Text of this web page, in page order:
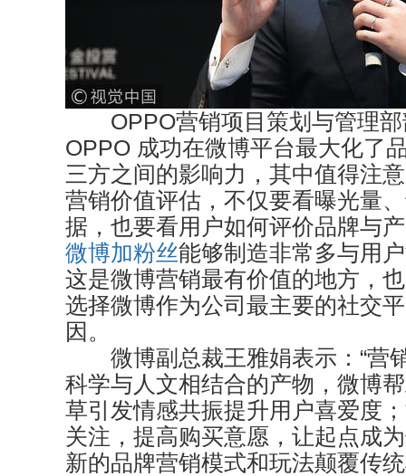
OPPO营销项目策划与管理部
OPPO 成功在微博平台最大化了
三方之间的影响力，其中值得注
营销价值评估，不仅要看曝光量
据，也要看用户如何评价品牌与
微博加粉丝能够制造非常多与用
这是微博营销最有价值的地方，
选择微博作为公司最主要的社交
因。
微博副总裁王雅娟表示：“营
科学与人文相结合的产物，微博
草引发情感共振提升用户喜爱度
关注，提高购买意愿，让起点成
新的品牌营销模式和玩法颠覆传